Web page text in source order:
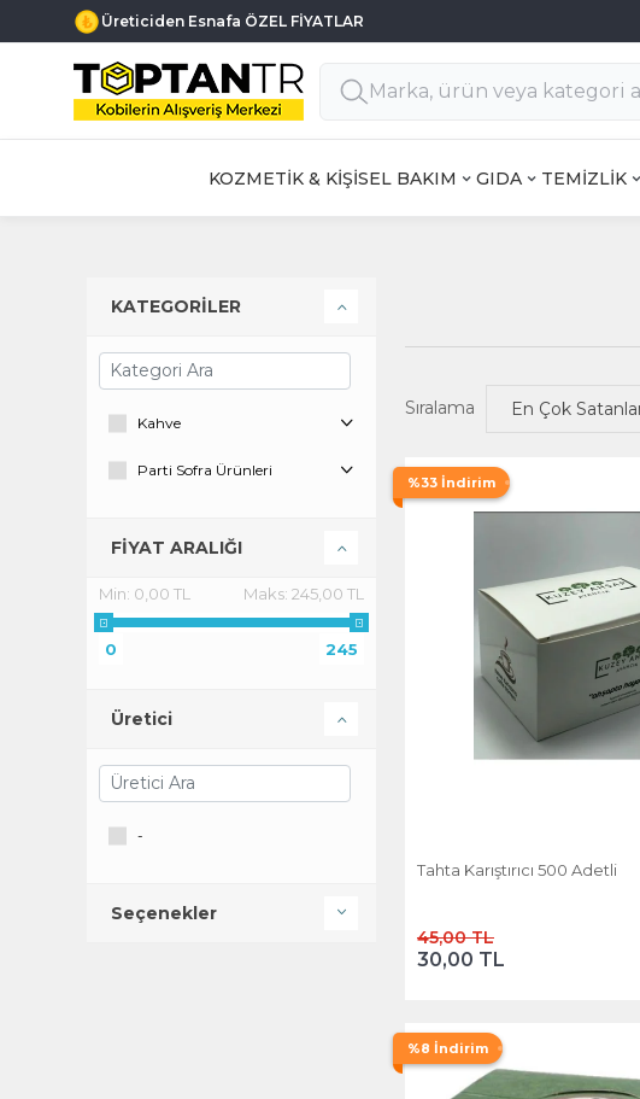
Üreticiden Esnafa ÖZEL FİYATLAR
KOZMETİK & KİŞİSEL BAKIM GIDA TEMİZLİK
Sıralama
%33 İndirim
Tahta Karıştırıcı 500 Adetli
45,00 TL
30,00 TL
%8 İndirim
KATEGORİLER
Kahve
Parti Sofra Ürünleri
FİYAT ARALIĞI
Min: 0,00 TL Maks: 245,00 TL
0 245
Üretici
-
Seçenekler